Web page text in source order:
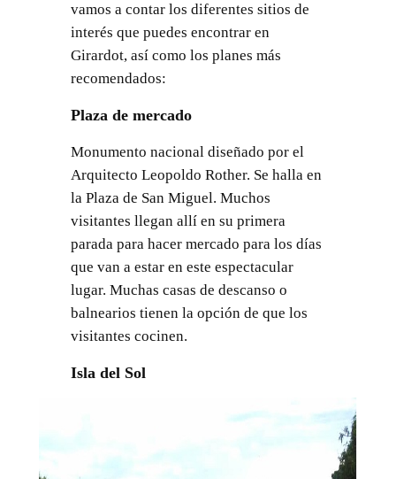
vamos a contar los diferentes sitios de
interés que puedes encontrar en
Girardot, así como los planes más
recomendados:
Plaza de mercado
Monumento nacional diseñado por el
Arquitecto Leopoldo Rother. Se halla en
la Plaza de San Miguel. Muchos
visitantes llegan allí en su primera
parada para hacer mercado para los días
que van a estar en este espectacular
lugar. Muchas casas de descanso o
balnearios tienen la opción de que los
visitantes cocinen.
Isla del Sol